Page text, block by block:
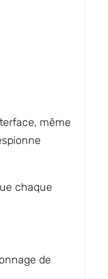
même
chaque
de